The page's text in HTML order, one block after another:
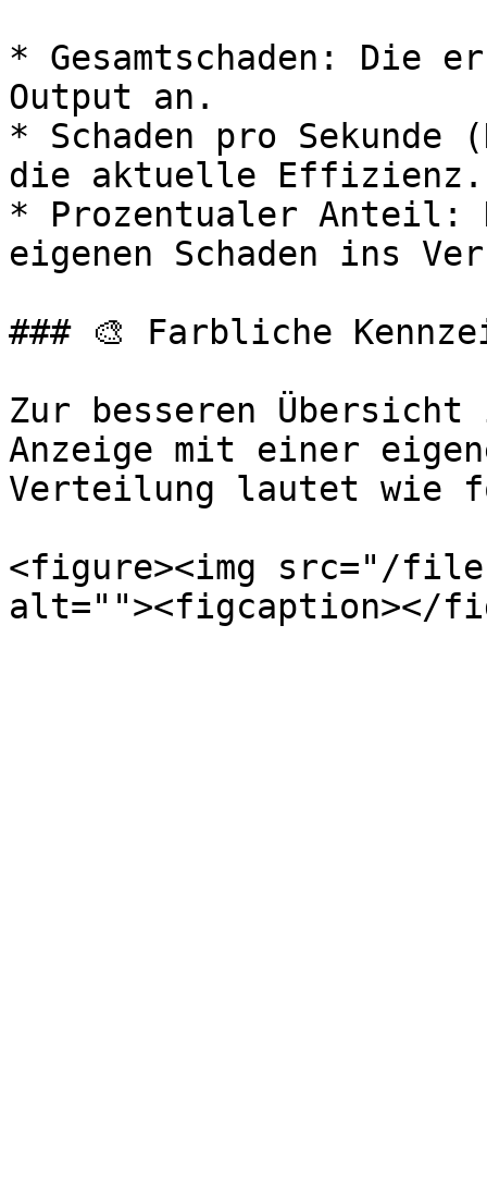
* Gesamtschaden: Die
Output an.
* Schaden pro
die aktuelle Effizienz.
* Prozentualer
eigenen Schaden ins
### 🎨 Farbliche
Zur besseren
Anzeige mit einer
Verteilung lautet wie
<figure><img src="/files/